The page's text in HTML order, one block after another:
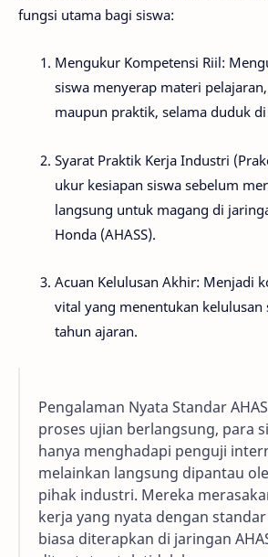
fungsi utama bagi siswa:
Mengukur Kompetensi Riil:
siswa menyerap materi
maupun praktik, selama duduk
Syarat Praktik Kerja Industri
ukur kesiapan siswa sebelum
langsung untuk magang di
Honda (AHASS).
Acuan Kelulusan Akhir: Menjadi
vital yang menentukan kelulusan
tahun ajaran.
Pengalaman Nyata Standar
proses ujian berlangsung, para
hanya menghadapi penguji
melainkan langsung dipantau
pihak industri. Mereka
kerja yang nyata dengan
biasa diterapkan di jaringan